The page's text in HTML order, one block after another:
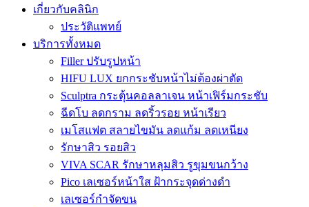
เกี่ยวกับคลินิก
ประวัติแพทย์
บริการทั้งหมด
Filler ปรับรูปหน้า
HIFU LUX ยกกระชับหน้าไม่ต้องผ่าตัด
Sculptra กระตุ้นคอลลาเจน หน้าเฟิร์มกระชับ
ฉีดโบ ลดกราม ลดริ้วรอย หน้าเรียว
เมโสแฟต สลายไขมัน ลดแก้ม ลดเหนียง
รักษาสิว รอยสิว
VIVA SCAR รักษาหลุมสิว รูขุมขนกว้าง
Pico เลเซอร์หน้าใส ฝ้ากระจุดด่างดำ
เลเซอร์กำจัดขน